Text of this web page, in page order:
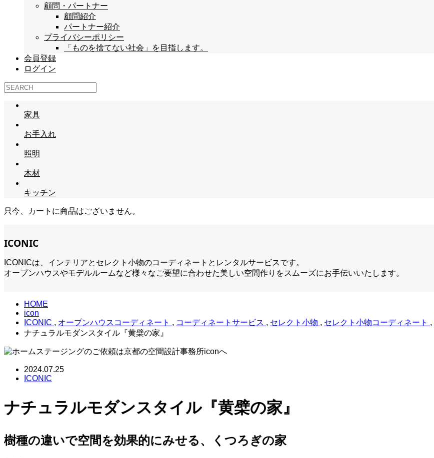
顧問・パートナー
顧問紹介
パートナー紹介
プライバシーポリシー
「ものを捨てない社会」を目指します。
会員登録
ログイン
家具
お手入れ
照明
木材
キッチン
只今、カートに商品はございません。
ICONIC
ICONICは、インテリアとセレクト小物のコーディネートとレンタルサービスです。
オープンハウスやモデルルームなど様々なご要望に合わせた美しい空間作りをスムーズにお手伝いいたします。
HOME
icon
ICONIC , オープンハウスコーディネート , コーディネートサービス , セレクト小物 , セレクト小物コーディネート ,
ナチュラルモダンスタイル『黄檗の家』
2024.07.25
ICONIC
ナチュラルモダンスタイル『黄檗の家』
樹種の違いで空間を効果的にみせる、くつろぎの家